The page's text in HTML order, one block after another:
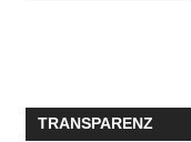
TRANSPARENZ